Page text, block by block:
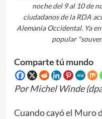
noche del 9 al 10 de
ciudadanos de la RDA
Alemania Occidental. Ya
popular
Comparte tú mundo
Por Michel Winde
Cuando cayó el Muro